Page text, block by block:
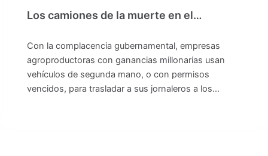
Los camiones de la muerte en el…
Con la complacencia gubernamental, empresas
agroproductoras con ganancias millonarias usan
vehículos de segunda mano, o con permisos
vencidos, para trasladar a sus jornaleros a los…